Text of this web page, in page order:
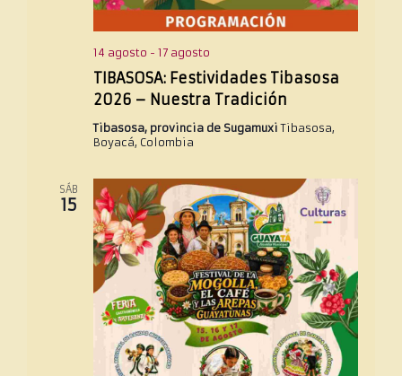
TIBASOSA: Festividades Tibasosa
2026 – Nuestra Tradición
14 agosto - 17 agosto
Tibasosa, provincia de SugamuxiTibasosa,
Boyacá, Colombia
SÁB
15